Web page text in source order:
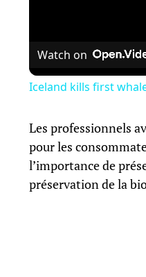
Watch on
Iceland kills first
Les professionnels
pour les
l’importance de
préservation de la